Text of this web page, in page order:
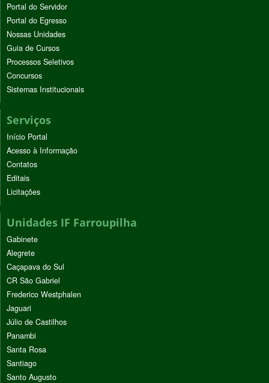
Portal do Servidor
Portal do Egresso
Nossas Unidades
Guia de Cursos
Processos Seletivos
Concursos
Sistemas Institucionais
Serviços
Início Portal
Acesso à Informação
Contatos
Editais
Licitações
Unidades IF Farroupilha
Gabinete
Alegrete
Caçapava do Sul
CR São Gabriel
Frederico Westphalen
Jaguari
Júlio de Castilhos
Panambi
Santa Rosa
Santiago
Santo Augusto